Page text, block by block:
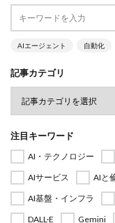
AIエージェント 自動化
記事カテゴリ
注目キーワード
AI・テクノロジー
AIサービス
AIと
AI基盤・インフラ
DALL·E
Gemini